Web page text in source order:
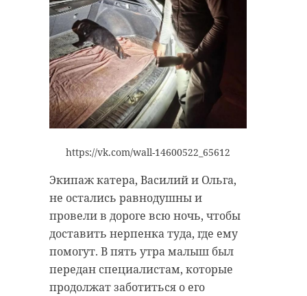
https://vk.com/wall-14600522_65612
Экипаж катера, Василий и Ольга,
не остались равнодушны и
провели в дороге всю ночь, чтобы
доставить нерпенка туда, где ему
помогут. В пять утра малыш был
передан специалистам, которые
продолжат заботиться о его